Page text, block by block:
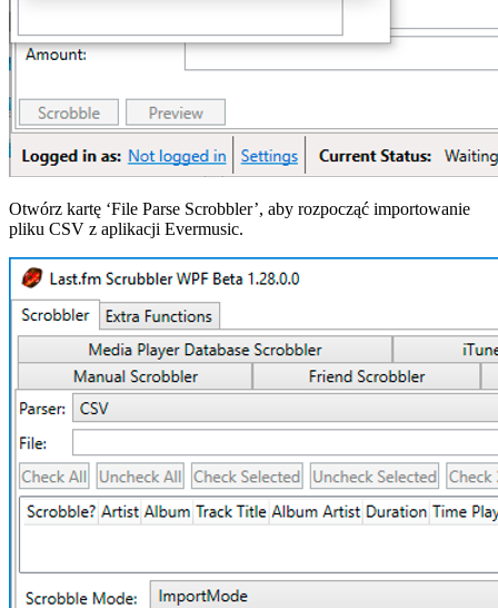
Otwórz kartę ‘File Parse Scrobbler’, aby rozpocząć importowanie
pliku CSV z aplikacji Evermusic.